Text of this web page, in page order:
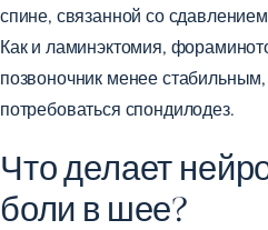
спине, связанной со
Как и ламинэктомия,
позвоночник менее
потребоваться спондилодез.
Что делает
боли в шее?